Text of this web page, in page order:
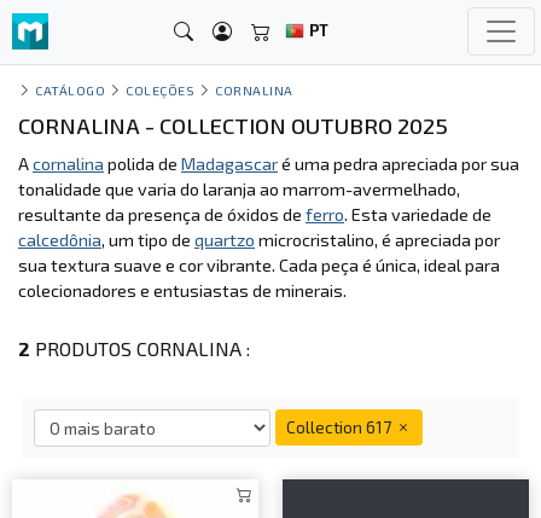
PT
CATÁLOGO COLEÇÕES CORNALINA
CORNALINA - COLLECTION OUTUBRO 2025
Acornalina polida de Madagascaré uma pedra apreciada por sua
tonalidade que varia do laranja ao marrom-avermelhado,
resultante da presença de óxidos de ferro. Esta variedade de
calcedônia, um tipo de quartzo microcristalino, é apreciada por
sua textura suave e cor vibrante. Cada peça é única, ideal para
colecionadores e entusiastas de minerais.
2 PRODUTOS CORNALINA :
Collection 617